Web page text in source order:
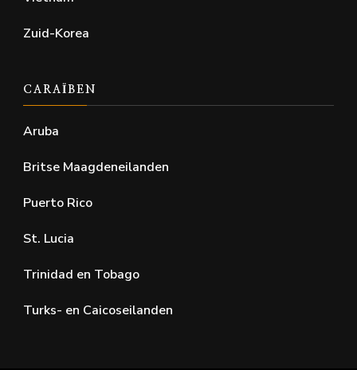
Zuid-Korea
CARAÏBEN
Aruba
Britse Maagdeneilanden
Puerto Rico
St. Lucia
Trinidad en Tobago
Turks- en Caicoseilanden